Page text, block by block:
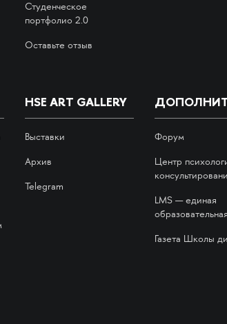
Студенческое
портфолио 2.0
Оставьте отзыв
HSE ART GALLERY
Выставки
Архив
Telegram
Форум
Центр
LMS — единая
Газета Школы